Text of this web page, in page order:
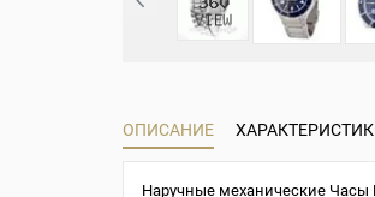
ОПИСАНИЕ
Наручные механические Часы